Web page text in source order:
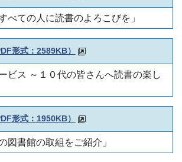
べての人に読書のよろこびを」
形式：2589KB）
ビス ～１０代の皆さんへ読書の楽し
形式：1950KB）
図書館の取組をご紹介」